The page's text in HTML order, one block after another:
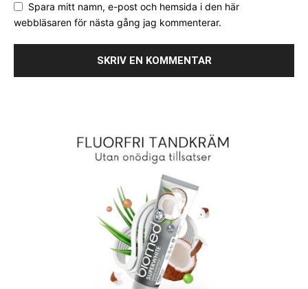
Spara mitt namn, e-post och hemsida i den här
webbläsaren för nästa gång jag kommenterar.